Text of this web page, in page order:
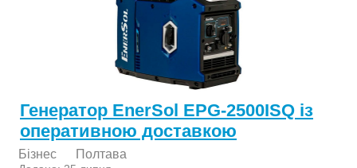
Генератор EnerSol EPG-2500ISQ із
оперативною доставкою
Бізнес Полтава